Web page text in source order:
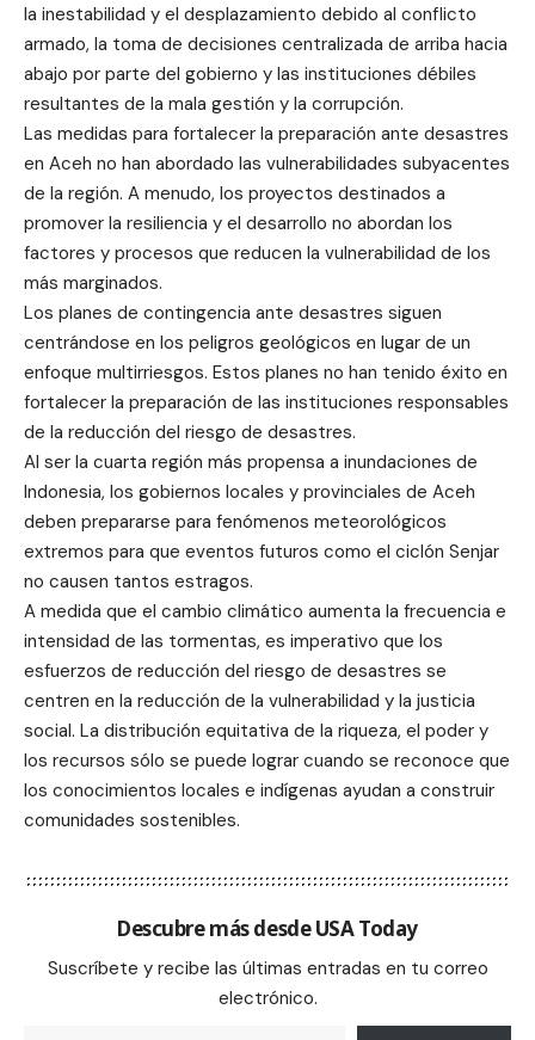
la inestabilidad y el desplazamiento debido al conflicto
armado, la toma de decisiones centralizada de arriba hacia
abajo por parte del gobierno y las instituciones débiles
resultantes de la mala gestión y la corrupción.
Las medidas para fortalecer la preparación ante desastres
en Aceh no han abordado las vulnerabilidades subyacentes
de la región. A menudo, los proyectos destinados a
promover la resiliencia y el desarrollo no abordan los
factores y procesos que reducen la vulnerabilidad de los
más marginados.
Los planes de contingencia ante desastres siguen
centrándose en los peligros geológicos en lugar de un
enfoque multirriesgos. Estos planes no han tenido éxito en
fortalecer la preparación de las instituciones responsables
de la reducción del riesgo de desastres.
Al ser la cuarta región más propensa a inundaciones de
Indonesia, los gobiernos locales y provinciales de Aceh
deben prepararse para fenómenos meteorológicos
extremos para que eventos futuros como el ciclón Senjar
no causen tantos estragos.
A medida que el cambio climático aumenta la frecuencia e
intensidad de las tormentas, es imperativo que los
esfuerzos de reducción del riesgo de desastres se
centren en la reducción de la vulnerabilidad y la justicia
social. La distribución equitativa de la riqueza, el poder y
los recursos sólo se puede lograr cuando se reconoce que
los conocimientos locales e indígenas ayudan a construir
comunidades sostenibles.
Descubre más desde USA Today
Suscríbete y recibe las últimas entradas en tu correo
electrónico.